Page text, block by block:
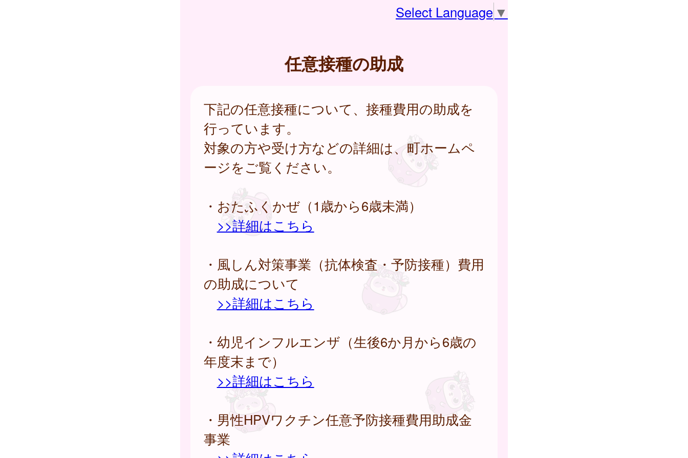
Select Language ▼
任意接種の助成
下記の任意接種について、接種費用の助成を
行っています。
対象の方や受け方などの詳細は、町ホームペ
ージをご覧ください。
・おたふくかぜ（1歳から6歳未満）
>>詳細はこちら
・風しん対策事業（抗体検査・予防接種）費用
の助成について
>>詳細はこちら
・幼児インフルエンザ（生後6か月から6歳の
年度末まで）
>>詳細はこちら
・男性HPVワクチン任意予防接種費用助成金
事業